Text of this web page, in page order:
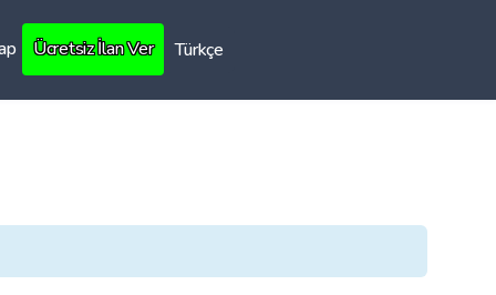
Ücretsiz İlan Ver Türkçe